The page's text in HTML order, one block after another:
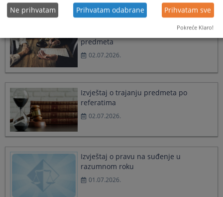
Izvještaj o realizaciji plana rješavanja
predmeta
02.07.2026.
Izvještaj o trajanju predmeta po
referatima
02.07.2026.
Izvještaj o pravu na suđenje u
razumnom roku
01.07.2026.
Ne prihvatam Prihvatam odabrane Prihvatam sve
Pokreće Klaro!